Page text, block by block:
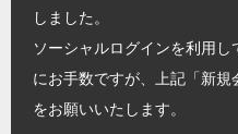
しました。
ソーシャルログインを利用
にお手数ですが、上記「新
をお願いいたします。